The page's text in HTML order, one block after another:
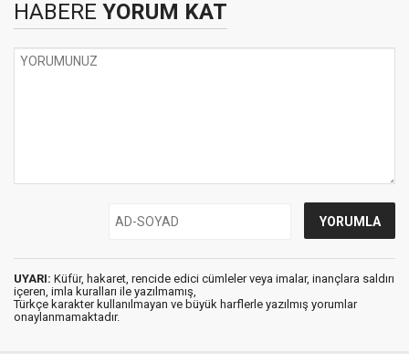
HABERE YORUM KAT
UYARI: Küfür, hakaret, rencide edici cümleler veya imalar, inançlara saldırı
içeren, imla kuralları ile yazılmamış,
Türkçe karakter kullanılmayan ve büyük harflerle yazılmış yorumlar
onaylanmamaktadır.